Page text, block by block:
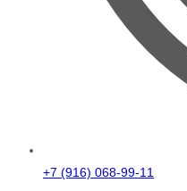
+7 (916) 068-99-11